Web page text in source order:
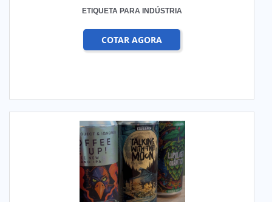
ETIQUETA PARA INDÚSTRIA
COTAR AGORA